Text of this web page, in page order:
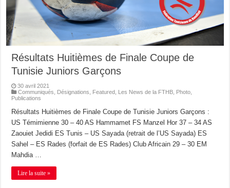
Résultats Huitièmes de Finale Coupe de
Tunisie Juniors Garçons
30 avril 2021
Communiqués
Désignations Featured Les News de la FTHB Photo
Publications
Résultats Huitièmes de Finale Coupe de Tunisie Juniors Garçons :
US Témimienne 30 – 40 AS Hammamet FS Manzel Hor 37 – 34 AS
Zaouiet Jedidi ES Tunis – US Sayada (retrait de l’US Sayada) ES
Sahel – ES Rades (forfait de ES Rades) Club Africain 29 – 30 EM
Mahdia …
Lire la suite »